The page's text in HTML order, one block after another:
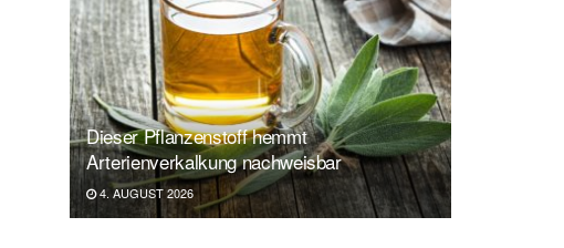
Dieser Pflanzenstoff hemmt
Arterienverkalkung nachweisbar
4. AUGUST 2026